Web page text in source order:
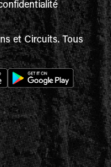
et Circuits. Tous